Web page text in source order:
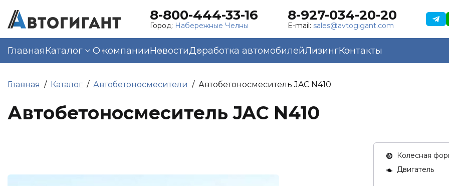
8-800-444-33-16
Город: Набережные Челны
8-927-034-20-20
E-mail: sales@avtogigant.com
ГлавнаяКаталог О компанииНовостиДоработка автомобилейЛизингКонтакты
Главная Каталог Автобетоносмесители Автобетоносмеситель JAC N410
Автобетоносмеситель JAC N410
Колесная
Двигатель